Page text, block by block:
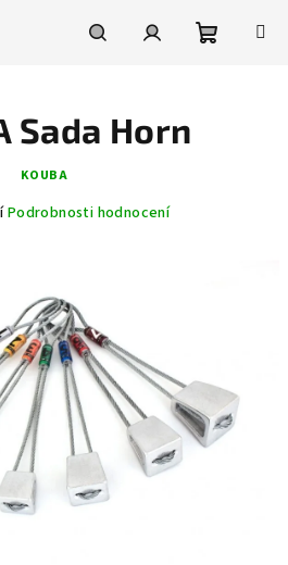
Sada Horn
KOUBA
Podrobnosti hodnocení